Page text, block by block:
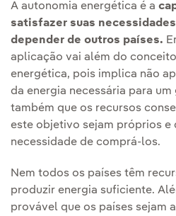
A autonomia energética é a
satisfazer suas
depender de outros países.
aplicação vai além do
energética, pois implica não
da energia necessária para
também que os recursos
este objetivo sejam próprios e
necessidade de comprá-los.
Nem todos os países têm
produzir energia suficiente.
provável que os países sejam